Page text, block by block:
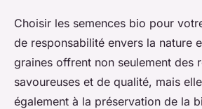
Choisir les semences bio pour
de responsabilité envers la nature
graines offrent non seulement des
savoureuses et de qualité, mais
également à la préservation de la